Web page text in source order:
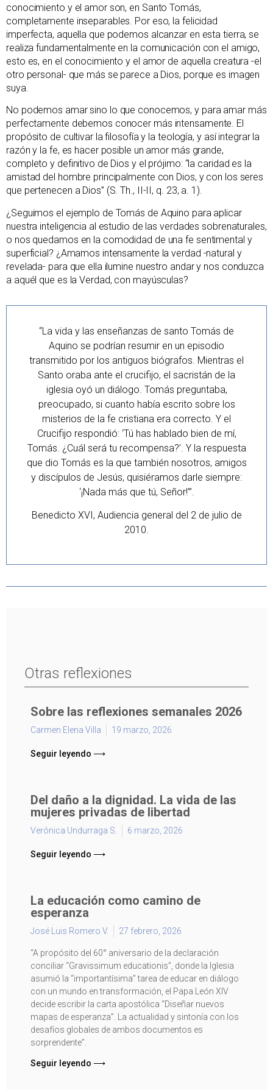
Otras reflexiones
Sobre las reflexiones semanales 2026
Carmen Elena Villa 19 marzo, 2026
Seguir leyendo ⟶
Del daño a la dignidad. La vida de las
mujeres privadas de libertad
Verónica Undurraga S. 6 marzo, 2026
Seguir leyendo ⟶
La educación como camino de
esperanza
José Luis Romero V. 27 febrero, 2026
“A propósito del 60° aniversario de la declaración
conciliar “Gravissimum educationis”, donde la Iglesia
asumió la “importantísima” tarea de educar en diálogo
con un mundo en transformación, el Papa León XIV
decide escribir la carta apostólica “Diseñar nuevos
mapas de esperanza”. La actualidad y sintonía con los
desafíos globales de ambos documentos es
sorprendente”.
Seguir leyendo ⟶
conocimiento y el amor son, en Santo Tomás,
completamente inseparables. Por eso, la felicidad
imperfecta, aquella que podemos alcanzar en esta tierra, se
realiza fundamentalmente en la comunicación con el amigo,
esto es, en el conocimiento y el amor de aquella creatura -el
otro personal- que más se parece a Dios, porque es imagen
suya.
No podemos amar sino lo que conocemos, y para amar más
perfectamente debemos conocer más intensamente. El
propósito de cultivar la filosofía y la teología, y así integrar la
razón y la fe, es hacer posible un amor más grande,
completo y definitivo de Dios y el prójimo: “la caridad es la
amistad del hombre principalmente con Dios, y con los seres
que pertenecen a Dios” (S. Th., II-II, q. 23, a. 1).
¿Seguimos el ejemplo de Tomás de Aquino para aplicar
nuestra inteligencia al estudio de las verdades sobrenaturales,
o nos quedamos en la comodidad de una fe sentimental y
superficial? ¿Amamos intensamente la verdad -natural y
revelada- para que ella ilumine nuestro andar y nos conduzca
a aquél que es la Verdad, con mayúsculas?
“La vida y las enseñanzas de santo Tomás de
Aquino se podrían resumir en un episodio
transmitido por los antiguos biógrafos. Mientras el
Santo oraba ante el crucifijo, el sacristán de la
iglesia oyó un diálogo. Tomás preguntaba,
preocupado, si cuanto había escrito sobre los
misterios de la fe cristiana era correcto. Y el
Crucifijo respondió: ‘Tú has hablado bien de mí,
Tomás. ¿Cuál será tu recompensa?’. Y la respuesta
que dio Tomás es la que también nosotros, amigos
y discípulos de Jesús, quisiéramos darle siempre:
‘¡Nada más que tú, Señor!’”.
Benedicto XVI, Audiencia general del 2 de julio de
2010.